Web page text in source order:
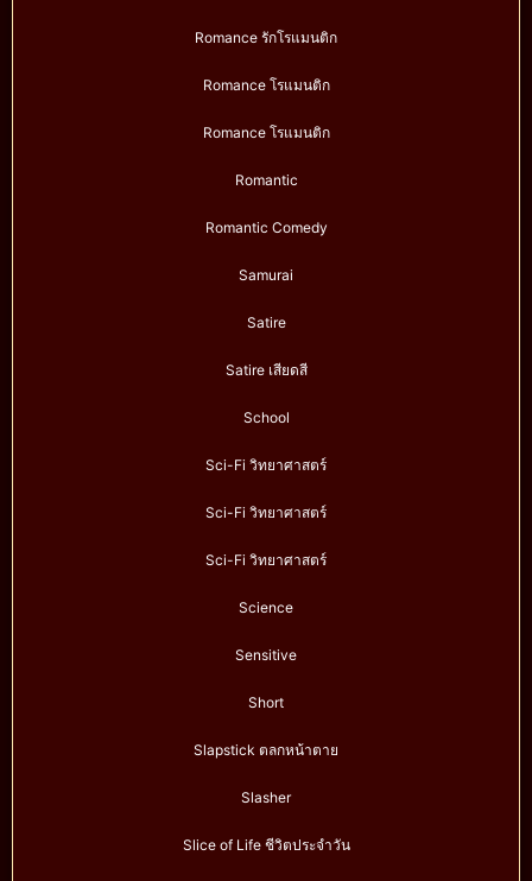
Romance รักโรแมนติก
Romance โรแมนติก
Romance โรแมนติก
Romantic
Romantic Comedy
Samurai
Satire
Satire เสียดสี
School
Sci-Fi วิทยาศาสตร์
Sci-Fi วิทยาศาสตร์
Sci-Fi วิทยาศาสตร์
Science
Sensitive
Short
Slapstick ตลกหน้าตาย
Slasher
Slice of Life ชีวิตประจำวัน